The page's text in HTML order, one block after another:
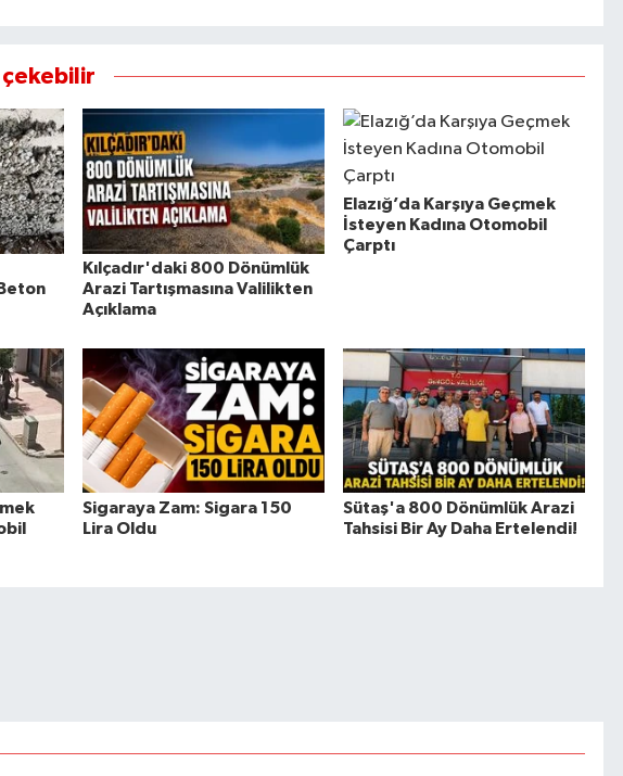
çekebilir
Kılçadır'daki 800 Dönümlük
Arazi Tartışmasına Valilikten
Açıklama
Elazığ’da Karşıya Geçmek
İsteyen Kadına Otomobil
Çarptı
Sigaraya Zam: Sigara 150
Lira Oldu
Sütaş'a 800 Dönümlük Arazi
Tahsisi Bir Ay Daha Ertelendi!